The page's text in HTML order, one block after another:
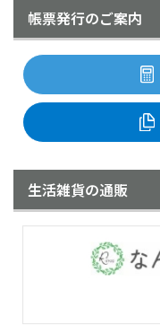
帳票発行のご案内
生活雑貨の通販